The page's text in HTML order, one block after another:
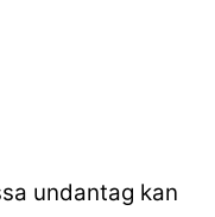
undantag kan